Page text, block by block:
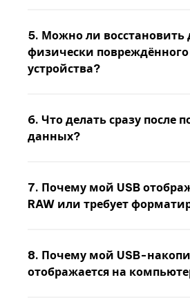
5. Можно ли восстановить
физически повреждённого
устройства?
6. Что делать сразу после
данных?
7. Почему мой USB
RAW или требует
8. Почему мой USB-
отображается на